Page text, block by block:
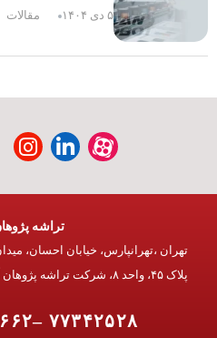
۵ دی ۱۴۰۴
مقالات
تراشه
تهران ،تهرانپارس، خیابان احسان،
پلاک ۴۵، واحد ۸، شرکت تراشه پژوهان آریان.
۷۷۳۴۲۵۲۸ –۷۶۷۹۴۶۶۲ (۰۲۱)